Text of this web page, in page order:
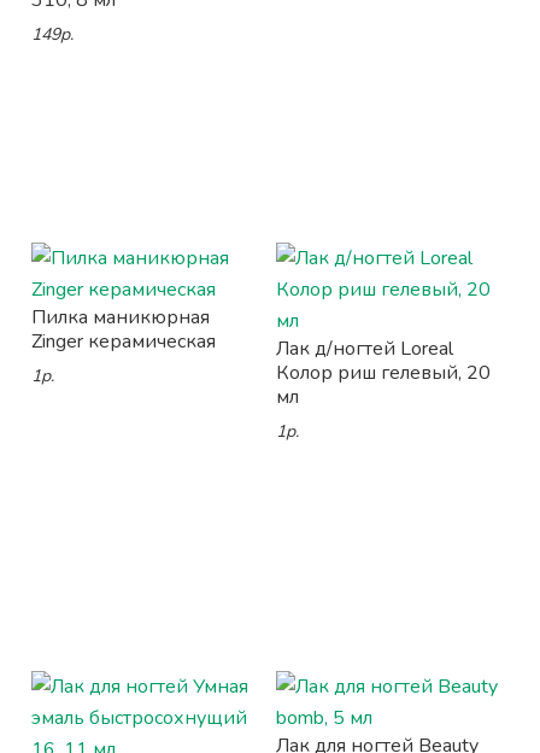
149р.
Пилка маникюрная
Zinger керамическая
1р.
Лак д/ногтей Loreal
Колор риш гелевый, 20
мл
1р.
Лак для ногтей Beauty